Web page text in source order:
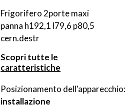
Frigorifero 2porte maxi
panna h192,1 l79,6 p80,5
cern.destr
Scopri tutte le
caratteristiche
Posizionamento dell'apparecchio:
installazione